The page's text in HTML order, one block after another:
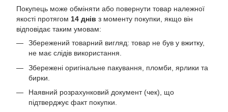
Покупець може обміняти або повернути товар належної
якості протягом 14 днів з моменту покупки, якщо він
відповідає таким умовам:
Збережений товарний вигляд: товар не був у вжитку,
не має слідів використання.
Збережені оригінальне пакування, пломби, ярлики та
бирки.
Наявний розрахунковий документ (чек), що
підтверджує факт покупки.